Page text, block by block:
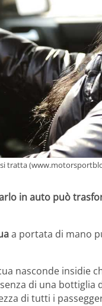
tratta
in auto può
a portata di mano
nasconde insidie
di una bottiglia
di tutti i